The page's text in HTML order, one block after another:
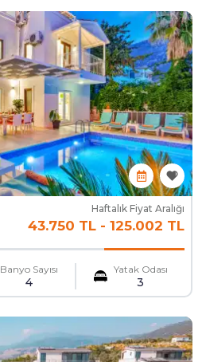
Haftalık Fiyat Aralığı
43.750 TL - 125.002 TL
Banyo Sayısı
4
Yatak Odası
3